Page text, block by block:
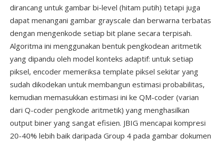
dirancang untuk gambar bi-level (hitam putih) tetapi juga
dapat menangani gambar grayscale dan berwarna terbatas
dengan mengenkode setiap bit plane secara terpisah.
Algoritma ini menggunakan bentuk pengkodean aritmetik
yang dipandu oleh model konteks adaptif: untuk setiap
piksel, encoder memeriksa template piksel sekitar yang
sudah dikodekan untuk membangun estimasi probabilitas,
kemudian memasukkan estimasi ini ke QM-coder (varian
dari Q-coder pengkode aritmetik) yang menghasilkan
output biner yang sangat efisien. JBIG mencapai kompresi
20-40% lebih baik daripada Group 4 pada gambar dokumen